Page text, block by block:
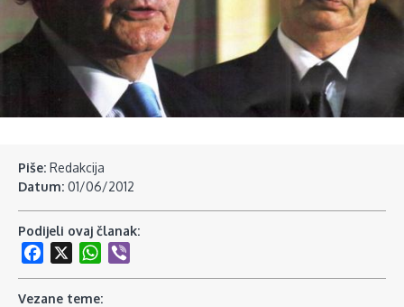
Piše: Redakcija
Datum: 01/06/2012
Podijeli ovaj članak:
Facebook
WhatsApp
Vezane teme: